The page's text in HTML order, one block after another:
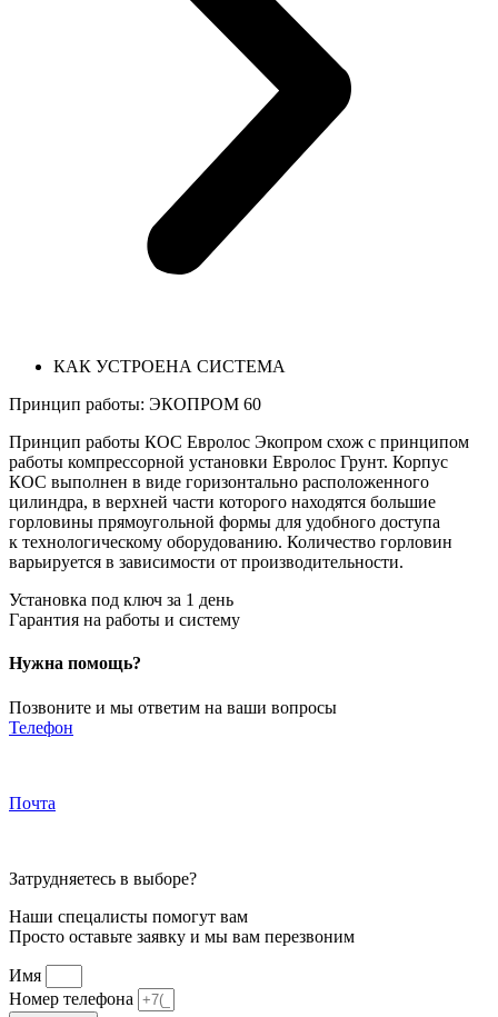
КАК УСТРОЕНА СИСТЕМА
Принцип работы: ЭКОПРОМ 60
Принцип работы КОС Евролос Экопром схож с принципом
работы компрессорной установки Евролос Грунт. Корпус
КОС выполнен в виде горизонтально расположенного
цилиндра, в верхней части которого находятся большие
горловины прямоугольной формы для удобного доступа
к технологическому оборудованию. Количество горловин
варьируется в зависимости от производительности.
Установка под ключ за 1 день
Гарантия на работы и систему
Нужна помощь?
Позвоните и мы ответим на ваши вопросы
Телефон
Почта
Затрудняетесь в выборе?
Наши спецалисты помогут вам
Просто оставьте заявку и мы вам перезвоним
Имя
Номер телефона